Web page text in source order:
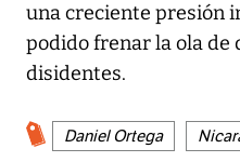
una creciente presión
podido frenar la ola de
disidentes.
Daniel Ortega